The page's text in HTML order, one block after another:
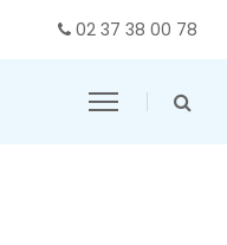
02 37 38 00 78